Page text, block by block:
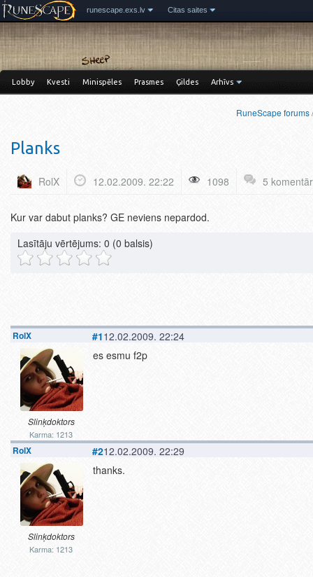
runescape.exs.lv Citas saites
Lobby Kvesti Minispēles Prasmes Ģildes Arhīvs
RuneScape forums
Planks
RolX 12.02.2009. 22:22 1098 5
Kur var dabut planks? GE neviens nepardod.
Lasītāju vērtējums: 0 (0 balsis)
RolX
Slinķdoktors
Karma: 1213
#112.02.2009. 22:24
es esmu f2p
RolX
Slinķdoktors
Karma: 1213
#212.02.2009. 22:29
thanks.